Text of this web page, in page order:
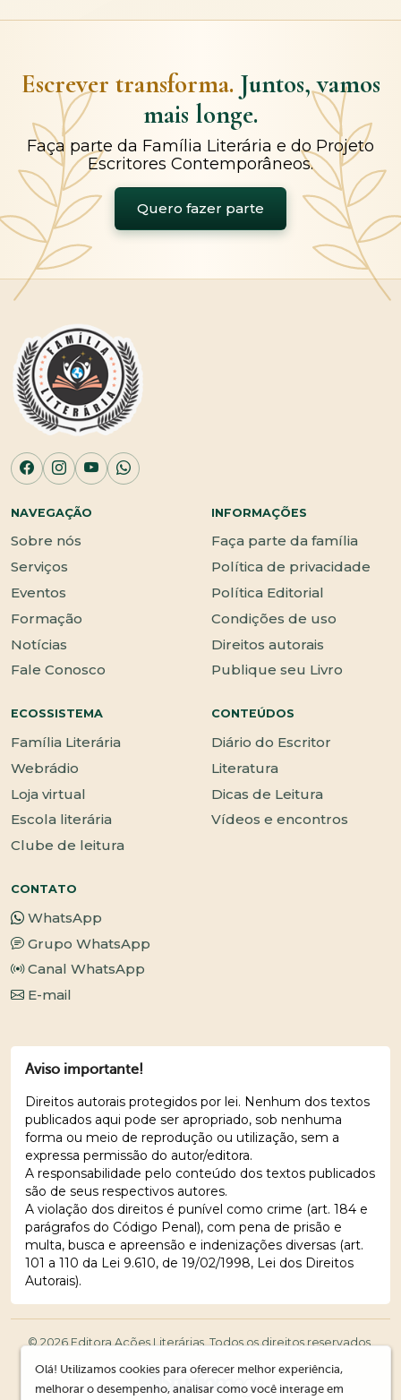
Escrever transforma. Juntos, vamos
mais longe.
Faça parte da Família Literária e do Projeto
Escritores Contemporâneos.
Quero fazer parte
NAVEGAÇÃO
Sobre nós
Serviços
Eventos
Formação
Notícias
Fale Conosco
INFORMAÇÕES
Faça parte da família
Política de privacidade
Política Editorial
Condições de uso
Direitos autorais
Publique seu Livro
ECOSSISTEMA
Família Literária
Webrádio
Loja virtual
Escola literária
Clube de leitura
CONTEÚDOS
Diário do Escritor
Literatura
Dicas de Leitura
Vídeos e encontros
CONTATO
WhatsApp
Grupo WhatsApp
Canal WhatsApp
E-mail
Aviso importante!
Direitos autorais protegidos por lei. Nenhum dos textos
publicados aqui pode ser apropriado, sob nenhuma
forma ou meio de reprodução ou utilização, sem a
expressa permissão do autor/editora.
A responsabilidade pelo conteúdo dos textos publicados
são de seus respectivos autores.
A violação dos direitos é punível como crime (art. 184 e
parágrafos do Código Penal), com pena de prisão e
multa, busca e apreensão e indenizações diversas (art.
101 a 110 da Lei 9.610, de 19/02/1998, Lei dos Direitos
Autorais).
© 2026 Editora Ações Literárias. Todos os direitos reservados.
Olá! Utilizamos cookies para oferecer melhor experiência,
melhorar o desempenho, analisar como você interage em